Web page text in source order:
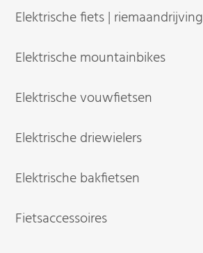
Elektrische fiets | riemaandrijving
Elektrische mountainbikes
Elektrische vouwfietsen
Elektrische driewielers
Elektrische bakfietsen
Fietsaccessoires